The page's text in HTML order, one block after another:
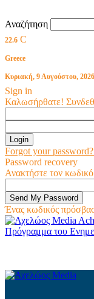
Αναζήτηση
22.6 C
Greece
Κυριακή, 9 Αυγούστου, 2026
Sign in
Καλωσήρθατε!
Forgot your
Password recovery
Ανακτήστε τον
Ένας κωδικός
Πρόγραμμα του